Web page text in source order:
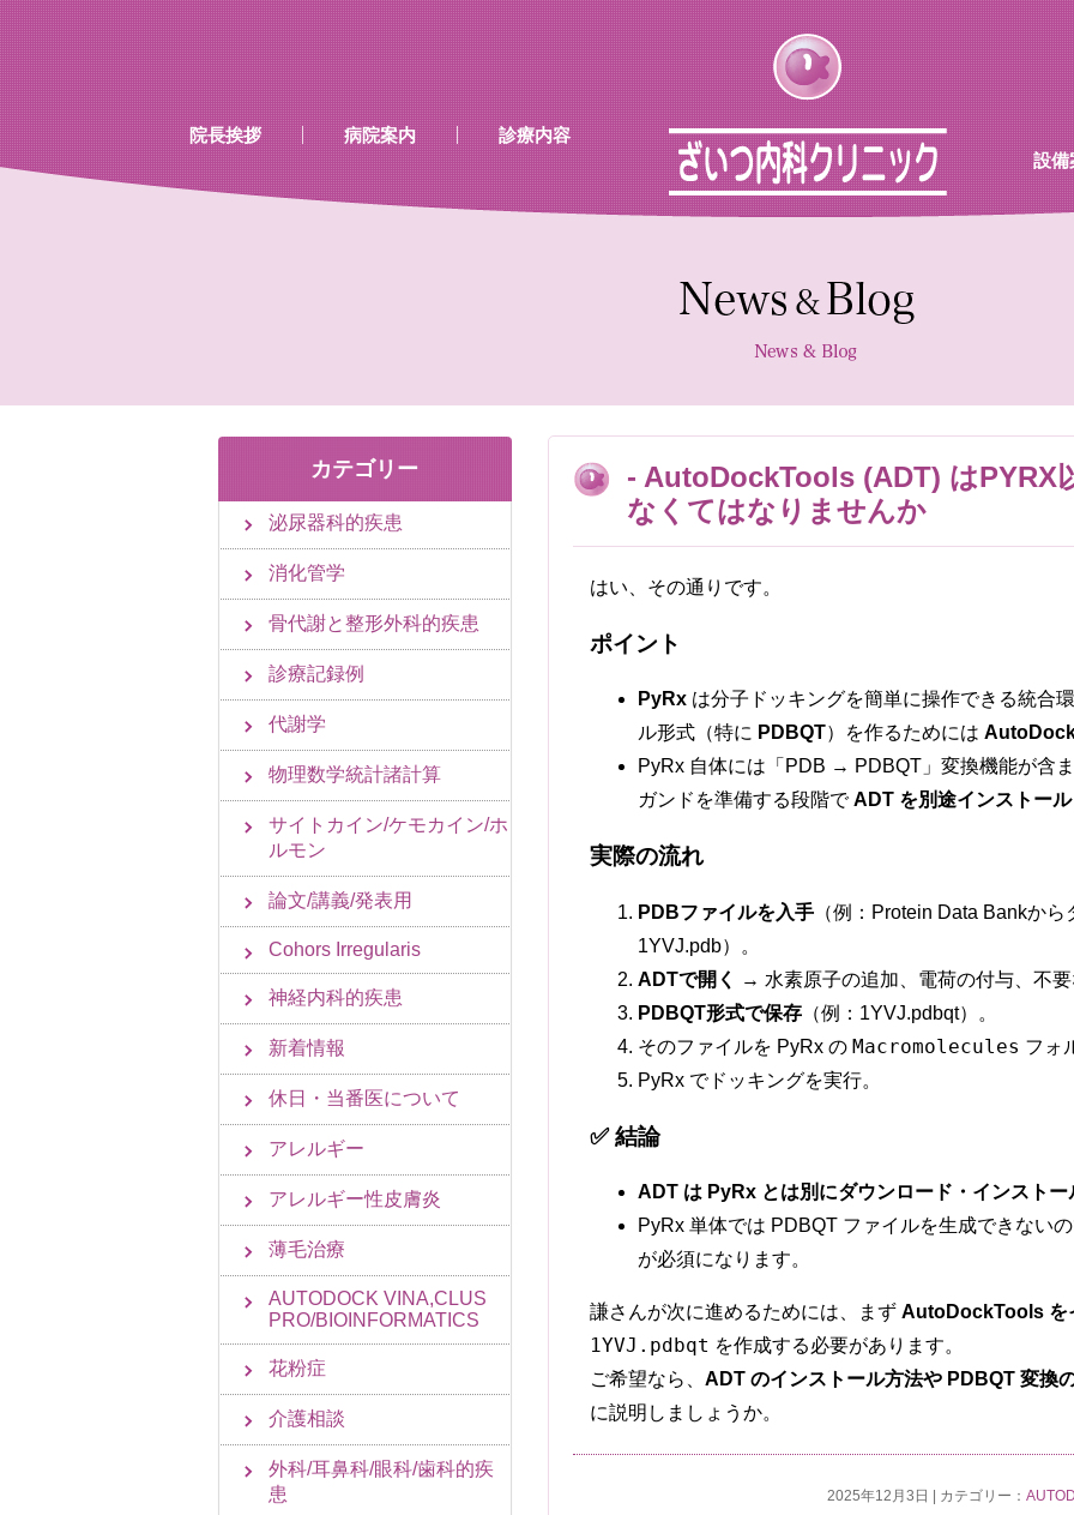
院長挨拶
病院案内
診療時間
当院で行える検診
当院で取り扱いのあるワクチン
診療内容
設備
待合
診察室
採血機
エコー
レント
…既存のコード……既存のコード…
- AutoDockTools (ADT) はPYRX
なくてはなりませんか
はい、その通りです。
ポイント
PyRx は分子ドッキングを簡単に操作できる統合
ル形式（特に PDBQT）を作るためには
PyRx 自体には「PDB → PDBQT」変換機能が含
ガンドを準備する段階でADT を別途インストール
実際の流れ
PDBファイルを入手 （例：Protein Data Bankか
1YVJ.pdb）。
ADTで開く
→ 水素原子の追加、電荷の付与、不要
PDBQT形式で保存 （例：1YVJ.pdbqt）。
そのファイルを PyRx の Macromolecules フォ
PyRx でドッキングを実行。
✅ 結論
ADT は PyRx とは別にダウンロード・インストー
PyRx 単体では PDBQT ファイルを生成できない
が必須になります。
謙さんが次に進めるためには、まずAutoDockTools を
1YVJ.pdbqt を作成する必要があります。
ご希望なら、ADT のインストール方法や PDBQT 変換
に説明しましょうか。
2025年12月3日 | カテゴリー：
カテゴリー
泌尿器科的疾患
消化管学
骨代謝と整形外科的疾患
診療記録例
代謝学
物理数学統計諸計算
サイトカイン/ケモカイン/ホ
ルモン
論文/講義/発表用
Cohors Irregularis
神経内科的疾患
新着情報
休日・当番医について
アレルギー
アレルギー性皮膚炎
薄毛治療
AUTODOCK VINA,CLUS
PRO/BIOINFORMATICS
花粉症
介護相談
外科/耳鼻科/眼科/歯科的疾
患